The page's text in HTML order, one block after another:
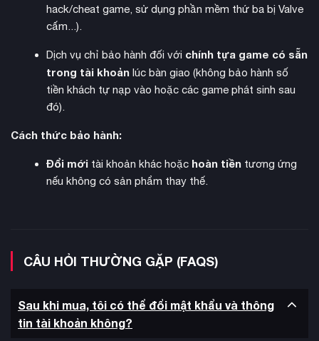
mua game trực tiếp trên Store với giá gốc.
tạo mới (0h chơi) + 01 Email khởi tạo gốc (Original Email).
Tự do đổi thông tin:Bạn toàn quyền thay đổi Mật khẩu,
hack/cheat game, sử dụng phần mềm thứ ba bị Valve
cấm...).
Dịch vụ chỉ bảo hành đối với chính tựa game có sẵn
trong tài khoảnlúc bàn giao (không bảo hành số
tiền khách tự nạp vào hoặc các game phát sinh sau
đó).
Cách thức bảo hành:
Đổi mớitài khoản khác hoặc hoàn tiềntương ứng
nếu không có sản phẩm thay thế.
CÂU HỎI THƯỜNG GẶP (FAQS)
Sau khi mua, tôi có thể đổi mật khẩu và thông
tin tài khoản không?